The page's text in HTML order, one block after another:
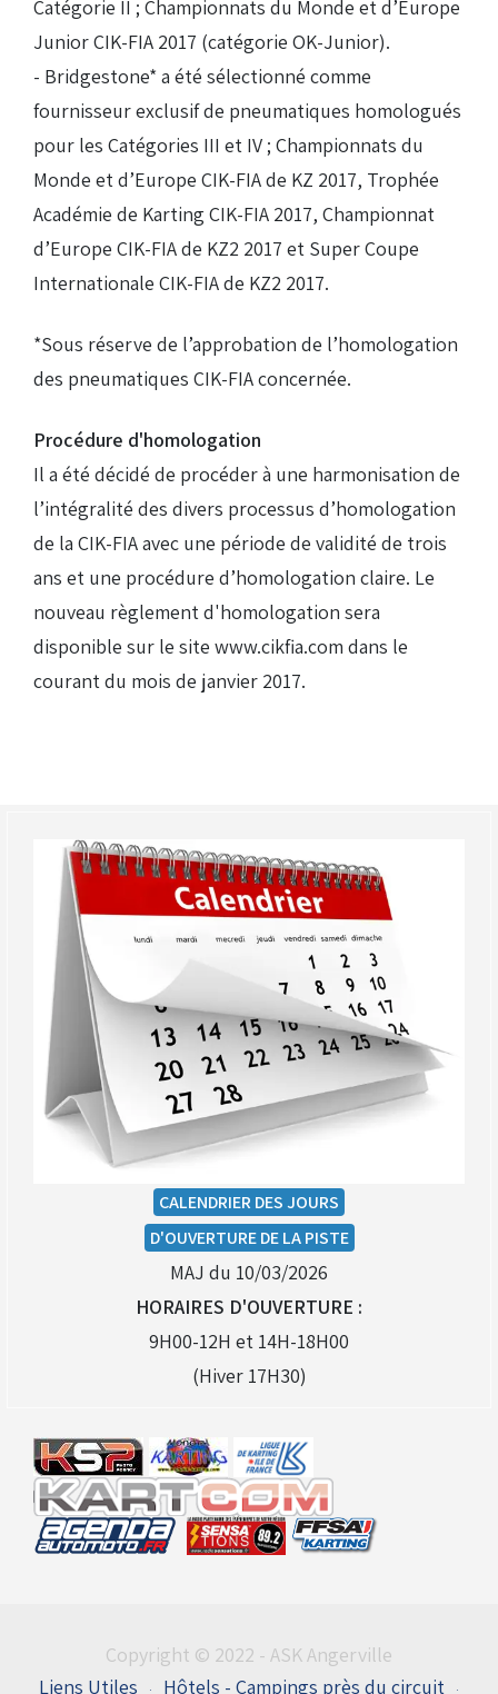
CALENDRIER DES JOURS
D'OUVERTURE DE LA PISTE
MAJ du 10/03/2026
HORAIRES D'OUVERTURE :
9H00-12H et 14H-18H00
(Hiver 17H30)
Catégorie II ; Championnats du Monde et d’Europe
Junior CIK-FIA 2017 (catégorie OK-Junior).
- Bridgestone* a été sélectionné comme
fournisseur exclusif de pneumatiques homologués
pour les Catégories III et IV ; Championnats du
Monde et d’Europe CIK-FIA de KZ 2017, Trophée
Académie de Karting CIK-FIA 2017, Championnat
d’Europe CIK-FIA de KZ2 2017 et Super Coupe
Internationale CIK-FIA de KZ2 2017.
*Sous réserve de l’approbation de l’homologation
des pneumatiques CIK-FIA concernée.
Procédure d'homologation
Il a été décidé de procéder à une harmonisation de
l’intégralité des divers processus d’homologation
de la CIK-FIA avec une période de validité de trois
ans et une procédure d’homologation claire. Le
nouveau règlement d'homologation sera
disponible sur le site www.cikfia.com dans le
courant du mois de janvier 2017.
Copyright © 2022 - ASK Angerville
Liens Utiles
Hôtels - Campings près du circuit